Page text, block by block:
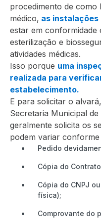
procedimento de
médico, as
estar em conformidade
esterilização e
atividades médicas.
Isso porque uma
realizada para
estabelecimento.
E para solicitar o
Secretaria Municipal
geralmente solicita os
podem variar
Pedido
Cópia do
Cópia do CNPJ
física);
Comprovante do